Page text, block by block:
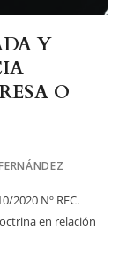
Y
O
2020 Nº REC.
en relación